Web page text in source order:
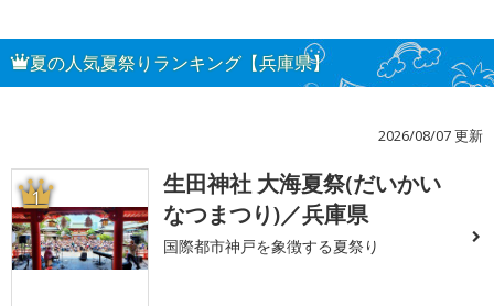
夏の人気夏祭りランキング【兵庫県】
2026/08/07 更新
1
生田神社 大海夏祭(だいかい
なつまつり)／兵庫県
国際都市神戸を象徴する夏祭り